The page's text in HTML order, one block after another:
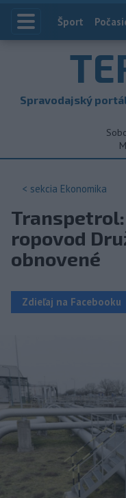
Index
Šport
Spravodajský
< sekcia Ekonomika
ropovod
obnovené
Zdieľaj na Facebooku